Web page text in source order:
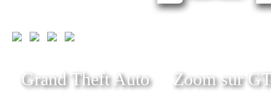
Grand Theft Auto Zoom sur